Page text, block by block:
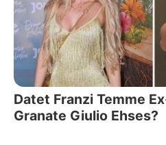
Datet Franzi Temme
Granate Giulio Ehses?